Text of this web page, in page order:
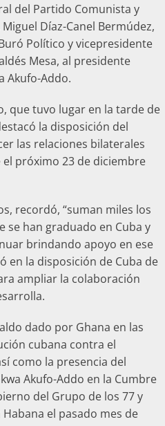
del Partido Comunista y
Díaz-Canel Bermúdez,
Político y vicepresidente
Mesa, al presidente
Akufo-Addo.
que tuvo lugar en la tarde de
la disposición del
las relaciones bilaterales
próximo 23 de diciembre
recordó, “suman miles los
se han graduado en Cuba y
brindando apoyo en ese
en la disposición de Cuba de
ampliar la colaboración
dado por Ghana en las
cubana contra el
como la presencia del
Akufo-Addo en la Cumbre
del Grupo de los 77 y
el pasado mes de